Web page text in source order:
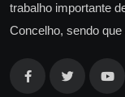
trabalho importante
Concelho, sendo